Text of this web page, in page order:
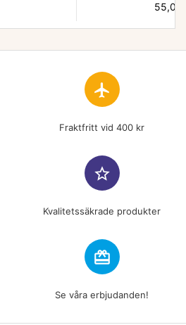
Pris
55,00
flight
Fraktfritt vid 400 kr
star_border
Kvalitetssäkrade produkter
redeem
Se våra erbjudanden!